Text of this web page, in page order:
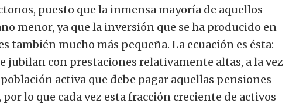
puesto que la inmensa mayoría de aquellos
menor, ya que la inversión que se ha producido en
también mucho más pequeña. La ecuación es ésta:
jubilan con prestaciones relativamente altas, a la vez
activa que debe pagar aquellas pensiones
lo que cada vez estafracción creciente de activos